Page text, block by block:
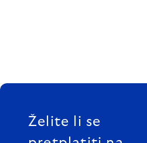
FOOTER
Želite li se